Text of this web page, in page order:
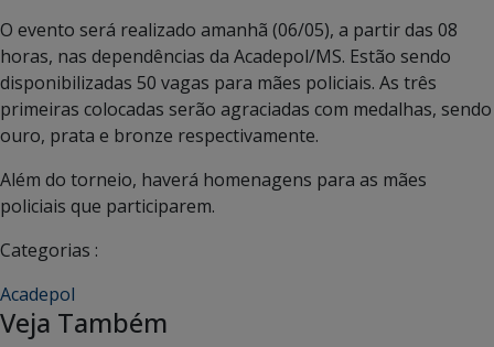
O evento será realizado amanhã (06/05), a partir das 08
horas, nas dependências da Acadepol/MS. Estão sendo
disponibilizadas 50 vagas para mães policiais. As três
primeiras colocadas serão agraciadas com medalhas, sendo
ouro, prata e bronze respectivamente.
Além do torneio, haverá homenagens para as mães
policiais que participarem.
Categorias :
Acadepol
Veja Também